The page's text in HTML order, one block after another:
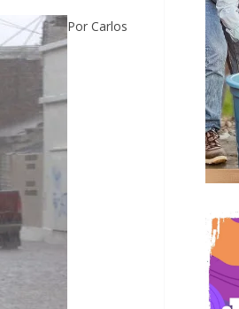
Por Carlos